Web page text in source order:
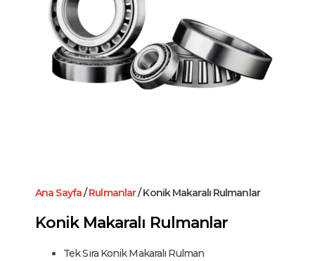
Ana Sayfa/Rulmanlar/ Konik Makaralı Rulmanlar
Konik Makaralı Rulmanlar
Tek Sıra Konik Makaralı Rulman